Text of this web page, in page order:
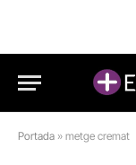
Portada » metge cremat